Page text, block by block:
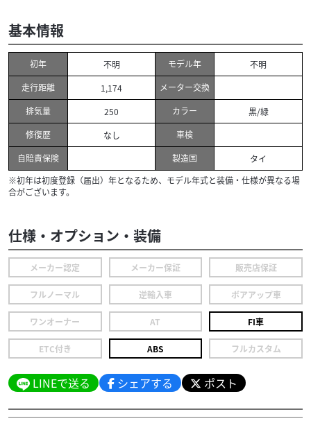
基本情報
初年 不明 モデル年
不明
走行距離
1,174
メーター交換
排気量
250 カラー
黒/緑
修復歴
なし
車検
自賠責保険
製造国
タイ
※初年は初度登録（届出）年となるため、モデル年式と装備・仕様が異なる場
合がございます。
仕様・オプション・装備
メーカー認定 メーカー保証 販売店保証
フルノーマル 逆輸入車 ボアアップ車
ワンオーナー AT FI車
ETC付き ABS フルカスタム
LINEで送る シェアする ポスト